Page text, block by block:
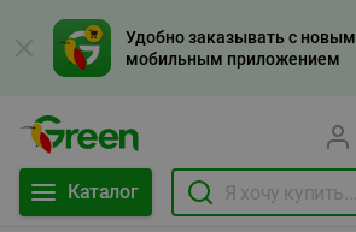
Удобно заказывать с новым
мобильным приложением
Каталог